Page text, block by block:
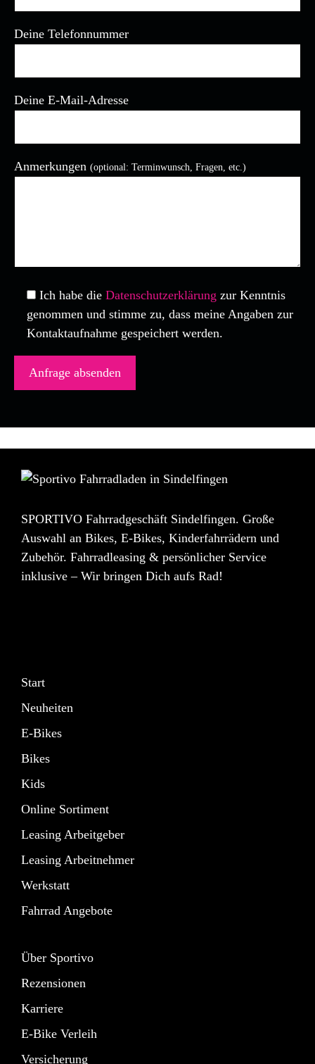
Deine Telefonnummer
Deine E-Mail-Adresse
Bitte lasse dieses Feld leer.
Anmerkungen (optional: Terminwunsch, Fragen, etc.)
Ich habe die Datenschutzerklärung zur Kenntnis
genommen und stimme zu, dass meine Angaben zur
Kontaktaufnahme gespeichert werden.
SPORTIVO Fahrradgeschäft Sindelfingen. Große
Auswahl an Bikes, E-Bikes, Kinderfahrrädern und
Zubehör. Fahrradleasing & persönlicher Service
inklusive – Wir bringen Dich aufs Rad!
Start
Neuheiten
E-Bikes
Bikes
Kids
Online Sortiment
Leasing Arbeitgeber
Leasing Arbeitnehmer
Werkstatt
Fahrrad Angebote
Über Sportivo
Rezensionen
Karriere
E-Bike Verleih
Versicherung